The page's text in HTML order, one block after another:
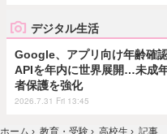
デジタル生活
Google、アプリ向け年齢確
APIを年内に世界展開…未成
者保護を強化
2026.7.31 Fri 13:45
ホーム › 教育・受験 › 高校生 › 記事